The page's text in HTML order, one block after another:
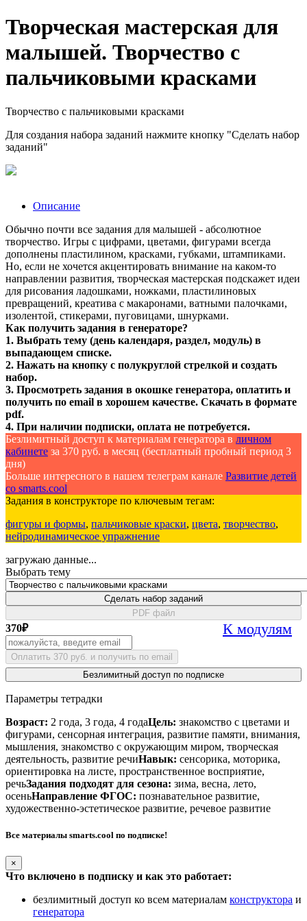
Творческая мастерская для
малышей. Творчество с
пальчиковыми красками
Творчество с пальчиковыми красками
Для создания набора заданий нажмите кнопку "Сделать набор
заданий"
Описание
Обычно почти все задания для малышей - абсолютное
творчество. Игры с цифрами, цветами, фигурами всегда
дополнены пластилином, красками, губками, штампиками.
Но, если не хочется акцентировать внимание на каком-то
направлении развития, творческая мастерская подскажет идеи
для рисования ладошками, ножками, пластилиновых
превращений, креатива с макаронами, ватными палочками,
изолентой, стикерами, пуговицами, шнурками.
Как получить задания в генераторе?
1. Выбрать тему (день календаря, раздел, модуль) в
выпадающем списке.
2. Нажать на кнопку с полукруглой стрелкой и создать
набор.
3. Просмотреть задания в окошке генератора, оплатить и
получить по email в хорошем качестве. Скачать в формате
pdf.
4. При наличии подписки, оплата не потребуется.
Безлимитный доступ к материалам генератора в личном
кабинете за 370 руб. в месяц (бесплатный пробный период 3
дня)
Больше интересного в нашем телеграм канале Развитие детей
со smarts.cool
Задания в конструкторе по ключевым тегам:
фигуры и формы, пальчиковые краски, цвета, творчество,
нейродинамическое упражнение
загружаю данные...
Выбрать тему
Сделать набор заданий
PDF файл
370₽ К модулям
Оплатить 370 руб. и получить по email
Безлимитный доступ по подписке
Параметры тетрадки
Возраст: 2 года, 3 года, 4 годаЦель: знакомство с цветами и
фигурами, сенсорная интеграция, развитие памяти, внимания,
мышления, знакомство с окружающим миром, творческая
деятельность, развитие речиНавык: сенсорика, моторика,
ориентировка на листе, пространственное восприятие,
речьЗадания подходят для сезона: зима, весна, лето,
осеньНаправление ФГОС: познавательное развитие,
художественно-эстетическое развитие, речевое развитие
Все материалы smarts.cool по подписке!
×
Что включено в подписку и как это работает:
безлимитный доступ ко всем материалам конструктора и
генератора